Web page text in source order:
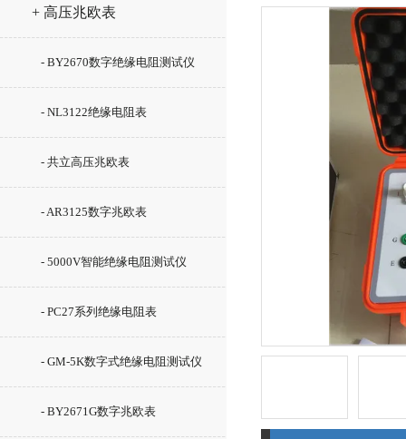
+ 高压兆欧表
- BY2670数字绝缘电阻测试仪
- NL3122绝缘电阻表
- 共立高压兆欧表
- AR3125数字兆欧表
- 5000V智能绝缘电阻测试仪
- PC27系列绝缘电阻表
- GM-5K数字式绝缘电阻测试仪
- BY2671G数字兆欧表